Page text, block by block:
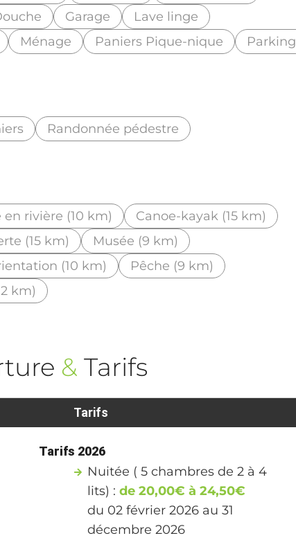
Garage
Lave linge
Ménage Paniers Pique-nique
Parking
Randonnée pédestre
rivière (10 km)
Canoe-kayak (15 km)
(15 km)
Musée (9 km)
(10 km)
Pêche (9 km)
km)
& Tarifs
Tarifs
Tarifs 2026
Nuitée ( 5 chambres de 2 à 4
lits) :de 20,00€ à 24,50€
du 02 février 2026 au 31
décembre 2026